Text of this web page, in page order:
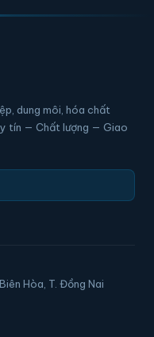
dung môi, hóa chất
tín — Chất lượng — Giao
Hòa, T. Đồng Nai